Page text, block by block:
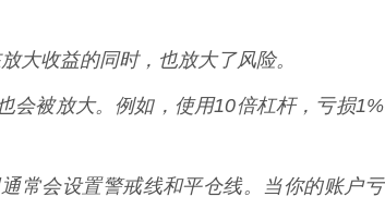
大收益的同时，也放大了风险。
会被放大。例如，使用10倍杠杆，亏损1%
常会设置警戒线和平仓线。当你的账户亏